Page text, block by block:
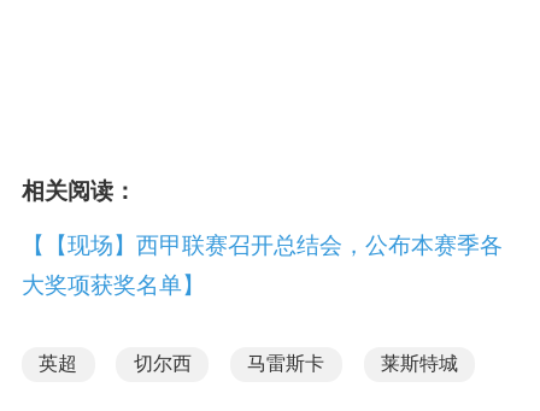
相关阅读：
【【现场】西甲联赛召开总结会，公布本赛季各
大奖项获奖名单】
英超 切尔西 马雷斯卡 莱斯特城